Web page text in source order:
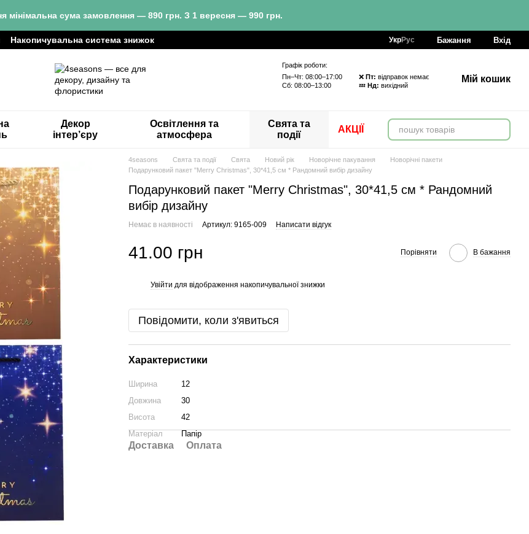
мінімальна сума замовлення — 890 грн. З 1 вересня — 990 грн.
Накопичувальна система знижок УкрРус Бажання Вхід
Графік роботи:
Пн–Чт: 08:00–17:00 ❌ Пт: відправок немає
Сб: 08:00–13:00 💤 Нд: вихідний
Мій кошик
Декор
інтер’єру
Освітлення та
атмосфера
Свята та
події
АКЦІЇ
4seasons Свята та події Свята Новий рік Новорічне пакування
Новорічні пакети
Подарунковий пакет "Merry Christmas", 30*41,5 см * Рандомний вибір дизайну
Подарунковий пакет "Merry Christmas", 30*41,5 см * Рандомний
вибір дизайну
Немає в наявності Артикул: 9165-009 Написати відгук
41.00 грн Порівняти В бажання
Увійти для відображення накопичувальної знижки
Повідомити, коли з'явиться
Характеристики
Ширина
12
Довжина
30
Висота
42
Матеріал
Папір
Доставка Оплата